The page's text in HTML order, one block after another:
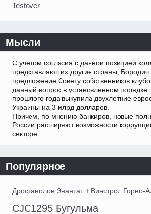
Testover
Мысли
С учетом согласия с данной позицией
представляющих другие страны, Бородич
предложение Совету собственников
данный вопрос в установленном порядке.
прошлого года выкупила двухлетние
Украины на 3 млрд долларов.
Причем, по мнению банкиров, новые
России расширяют возможности
секторе.
Популярное
Дростанолон Энантат + Винстрол Горно-
CJC1295 Бугульма